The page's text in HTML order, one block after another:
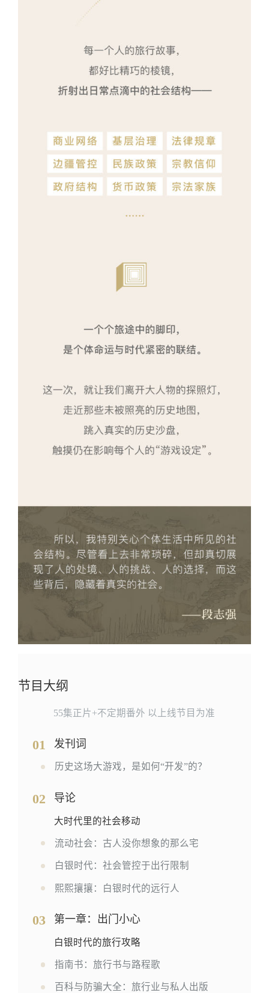
节目大纲
55集正片+不定期番外 以上线节目为准
01 发刊词
历史这场大游戏，是如何“开发”的？
02 导论
大时代里的社会移动
流动社会：古人没你想象的那么宅
白银时代：社会管控于出行限制
熙熙攘攘：白银时代的远行人
03 第一章：出门小心
白银时代的旅行攻略
指南书：旅行书与路程歌
百科与防骗大全：旅行业与私人出版